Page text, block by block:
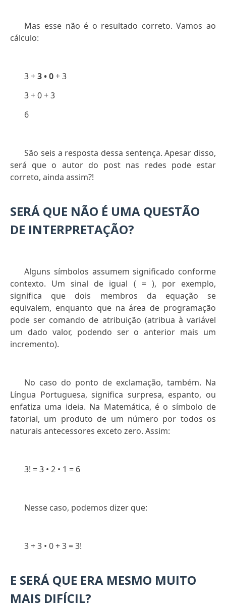
Mas esse não é o resultado correto. Vamos ao
cálculo:
3 +3 • 0+ 3
3 + 0 + 3
6
São seis a resposta dessa sentença. Apesar disso,
será que o autor do post nas redes pode estar
correto, ainda assim?!
SERÁ QUE NÃO É UMA QUESTÃO
DE INTERPRETAÇÃO?
Alguns símbolos assumem significado conforme
contexto. Um sinal de igual ( = ), por exemplo,
significa que dois membros da equação se
equivalem, enquanto que na área de programação
pode ser comando de atribuição (atribua à variável
um dado valor, podendo ser o anterior mais um
incremento).
No caso do ponto de exclamação, também. Na
Língua Portuguesa, significa surpresa, espanto, ou
enfatiza uma ideia. Na Matemática, é o símbolo de
fatorial, um produto de um número por todos os
naturais antecessores exceto zero. Assim:
3! = 3 • 2 • 1 = 6
Nesse caso, podemos dizer que:
3 + 3 • 0 + 3 = 3!
E SERÁ QUE ERA MESMO MUITO
MAIS DIFÍCIL?